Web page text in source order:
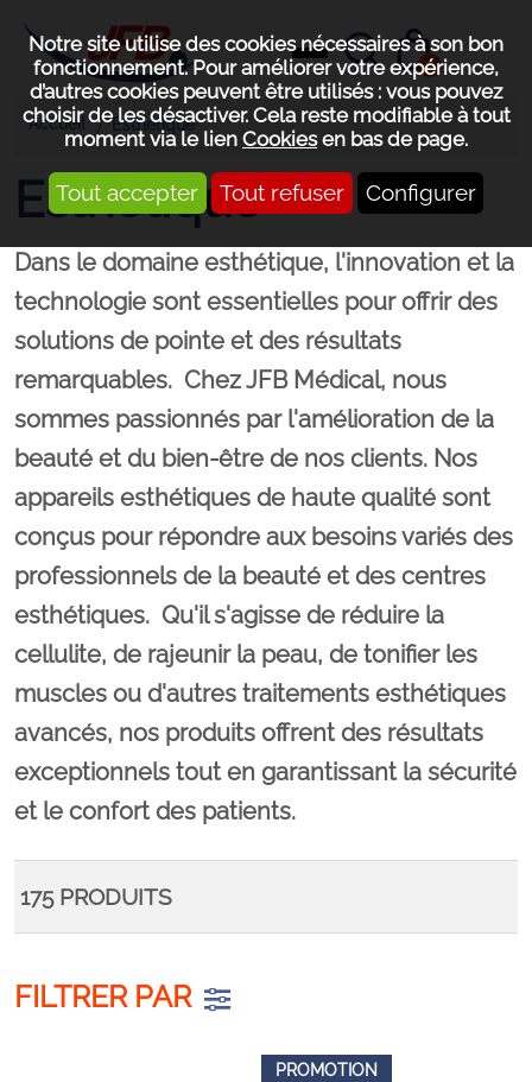
Notre site utilise des cookies nécessaires à son bon
fonctionnement. Pour améliorer votre expérience,
d’autres cookies peuvent être utilisés : vous pouvez
choisir de les désactiver. Cela reste modifiable à tout
moment via le lien Cookiesen bas de page.
Tout accepter Tout refuser Configurer
0
Accueil Esthétique
Esthétique
Dans le domaine esthétique, l'innovation et la
technologie sont essentielles pour offrir des
solutions de pointe et des résultats
remarquables. Chez JFB Médical, nous
sommes passionnés par l'amélioration de la
beauté et du bien-être de nos clients. Nos
appareils esthétiques de haute qualité sont
conçus pour répondre aux besoins variés des
professionnels de la beauté et des centres
esthétiques. Qu'il s'agisse de réduire la
cellulite, de rajeunir la peau, de tonifier les
muscles ou d'autres traitements esthétiques
avancés, nos produits offrent des résultats
exceptionnels tout en garantissant la sécurité
et le confort des patients.
175PRODUITS
FILTRER PAR
PROMOTION